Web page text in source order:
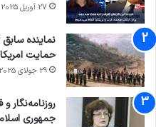
27 آوریل 2025
نماینده
حمایت
29 جولای 2025
روزنامه‌نگار
جمهوری